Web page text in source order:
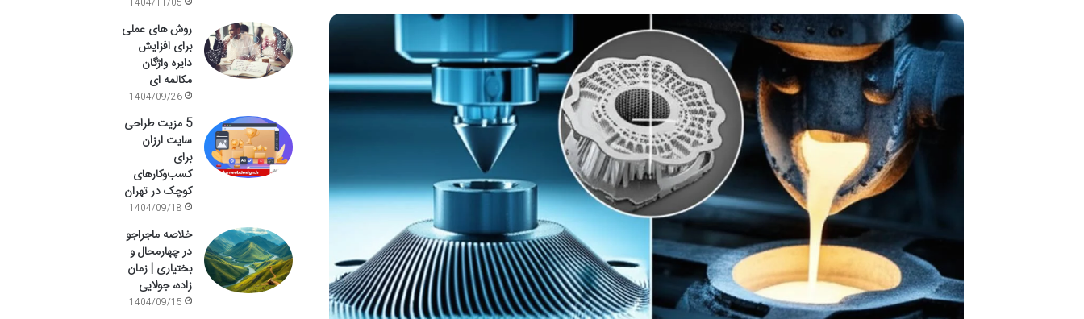
1404/11/05
روش های عملی
برای افزایش
دایره واژگان
مکالمه ای
1404/09/26
5 مزیت طراحی
سایت ارزان
برای
کسب‌وکارهای
کوچک در تهران
1404/09/18
خلاصه ماجراجو
در چهارمحال و
بختیاری | زمان
زاده، جولایی
1404/09/15